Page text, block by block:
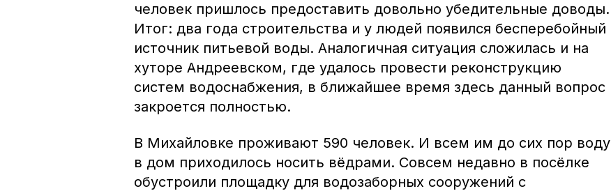
человек пришлось предоставить довольно убедительные доводы.
Итог: два года строительства и у людей появился бесперебойный
источник питьевой воды. Аналогичная ситуация сложилась и на
хуторе Андреевском, где удалось провести реконструкцию
систем водоснабжения, в ближайшее время здесь данный вопрос
закроется полностью.
В Михайловке проживают 590 человек. И всем им до сих пор воду
в дом приходилось носить вёдрами. Совсем недавно в посёлке
обустроили площадку для водозаборных сооружений с